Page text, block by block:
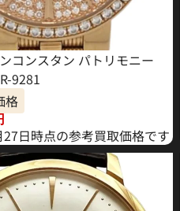
コンスタン パトリモニー
9281
格
日時点の参考買取価格です